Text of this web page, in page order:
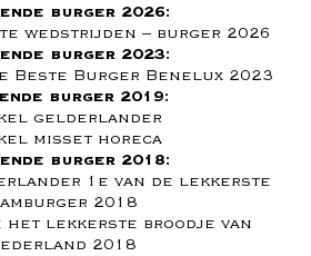
burger 2026:
wedstrijden – burger 2026
burger 2023:
Beste Burger Benelux 2023
burger 2019:
gelderlander
misset horeca
burger 2018:
1e van de lekkerste
2018
het lekkerste broodje van
2018